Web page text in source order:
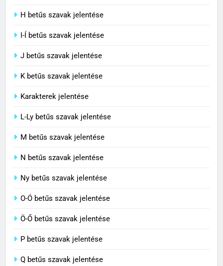
5
Célkitűzés jelentése
C BETŰS SZAVAK JELENTÉSE
C BETŰS SZAVAK JELENTÉSE
8
Centenárium jelentése
H betűs szavak jelentése
I-Í betűs szavak jelentése
J betűs szavak jelentése
K betűs szavak jelentése
Karakterek jelentése
L-Ly betűs szavak jelentése
M betűs szavak jelentése
N betűs szavak jelentése
Ny betűs szavak jelentése
O-Ó betűs szavak jelentése
Ö-Ő betűs szavak jelentése
P betűs szavak jelentése
Q betűs szavak jelentése